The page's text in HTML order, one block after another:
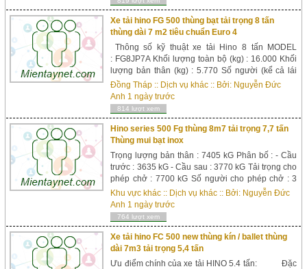
Xe tải hino FG 500 thùng bạt tải trọng 8 tấn
thùng dài 7 m2 tiêu chuẩn Euro 4
Thông số kỹ thuật xe tải Hino 8 tấn MODEL
: FG8JP7A Khối lượng toàn bộ (kg) : 16.000 Khối
lượng bản thân (kg) : 5.770 Số người (kể cả lái
xe) : 3 Kích thước : Dài x Rộng x Cao (mm) : 9.550
x 2.490 x 2.750 Chiều dài cơ sở (mm) : 5.530 Kích
thước lòng thùng hàng : 7.30...
Đồng Tháp :: Dịch vụ khác :: Bởi: Nguyễn Đức
Anh 1 ngày trước
814 lượt xem
Hino series 500 Fg thùng 8m7 tải trọng 7,7 tấn
Thùng mui bạt inox
Trọng lượng bản thân : 7405 kG Phân bố : - Cầu
trước : 3635 kG - Cầu sau : 3770 kG Tải trọng cho
phép chở : 7700 kG Số người cho phép chở : 3
người Trọng lượng toàn bộ : 15300 kG Kích thước
xe : Dài x Rộng x Cao : 10930 x 2500 x 3500 mm
Kích thước lòng ...
Khu vực khác :: Dịch vụ khác :: Bởi: Nguyễn Đức
Anh 1 ngày trước
764 lượt xem
Xe tải hino FC 500 new thùng kín / ballet thùng
dài 7m3 tải trọng 5,4 tấn
Ưu điểm chính của xe tải HINO 5.4 tấn: Đặc